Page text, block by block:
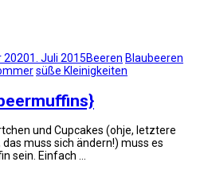
20201. Juli 2015Beeren Blaubeeren
süße Kleinigkeiten
und Cupcakes (ohje, letztere
muss sich ändern!) muss es
sein. Einfach …